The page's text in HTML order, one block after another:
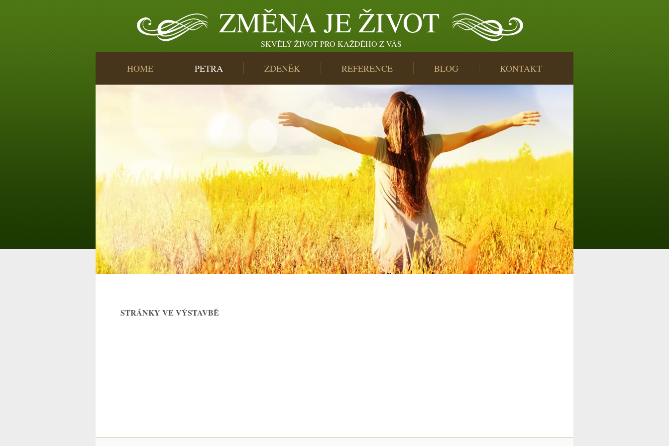
ZMĚNA JE ŽIVOT
SKVĚLÝ ŽIVOT PRO KAŽDÉHO Z VÁS
HOME PETRA ZDENĚK REFERENCE BLOG KONTAKT
STRÁNKY VE VÝSTAVBĚ